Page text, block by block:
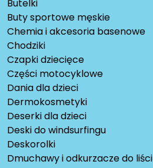
Butelki
Buty sportowe męskie
Chemia i akcesoria basenowe
Chodziki
Czapki dziecięce
Części motocyklowe
Dania dla dzieci
Dermokosmetyki
Deserki dla dzieci
Deski do windsurfingu
Deskorolki
Dmuchawy i odkurzacze do liści